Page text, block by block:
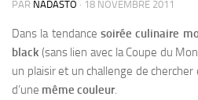
PAR NADASTO · 18 NOVEMBRE 2011
Dans la tendance soirée culinaire
black (sans lien avec la Coupe du
un plaisir et un challenge de
d’une même couleur.